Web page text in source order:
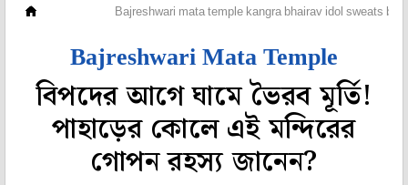
Bajreshwari mata temple kangra bhairav idol sweats
Bajreshwari Mata Temple
বিপদের আগে ঘামে ভৈরব মূর্তি!
পাহাড়ের কোলে এই মন্দিরের
গোপন রহস্য জানেন?